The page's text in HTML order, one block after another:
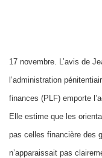
17 novembre. L’avis de
l’administration
finances (PLF) emporte
Elle estime que les
pas celles financière des
n’apparaissait pas